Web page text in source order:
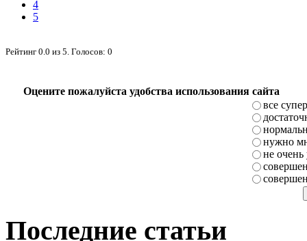
4
5
Рейтинг 0.0 из 5 . Голосов: 0
Оцените пожалуйста удобства использования сайта
все супер
нужно
не очень
Последние статьи